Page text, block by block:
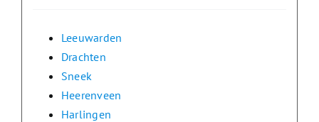
Leeuwarden
Drachten
Sneek
Heerenveen
Harlingen